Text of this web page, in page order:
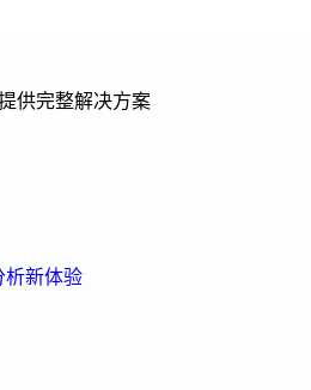
供完整解决方案
新体验